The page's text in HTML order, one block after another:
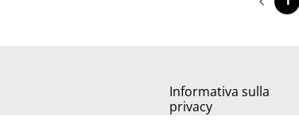
Informativa sulla
privacy